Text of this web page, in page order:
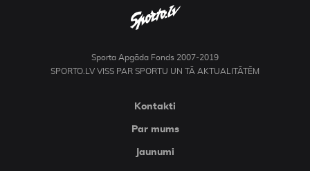
Sporta Apgāda Fonds 2007-2019
SPORTO.LV VISS PAR SPORTU UN TĀ AKTUALITĀTĒM
Kontakti
Par mums
Jaunumi